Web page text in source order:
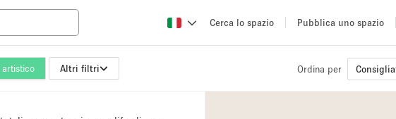
Cerca lo spazio Pubblica uno spazio
artistico Altri filtri Ordina per